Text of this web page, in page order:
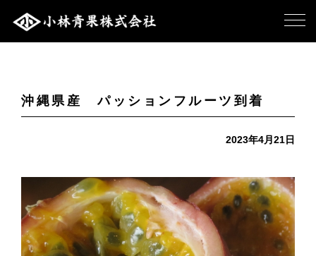
沖縄県産 パッションフルーツ到着
2023年4月21日